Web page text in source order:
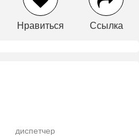
Нравиться Ссылка
диспетчер